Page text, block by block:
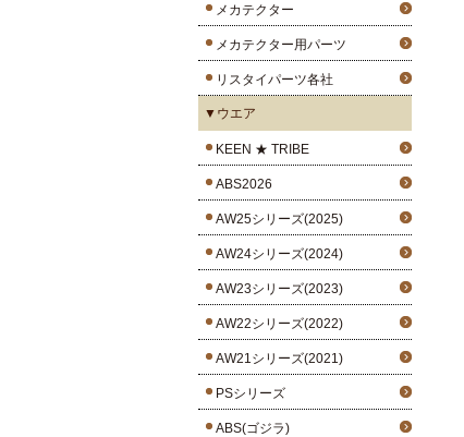
メカテクター
メカテクター用パーツ
リスタイパーツ各社
▼ウエア
KEEN ★ TRIBE
ABS2026
AW25シリーズ(2025)
AW24シリーズ(2024)
AW23シリーズ(2023)
AW22シリーズ(2022)
AW21シリーズ(2021)
PSシリーズ
ABS(ゴジラ)